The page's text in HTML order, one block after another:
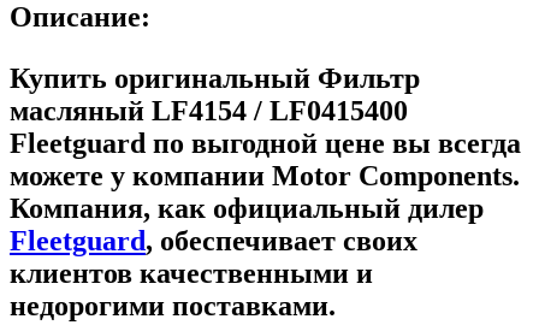
Описание:
Купить оригинальный Фильтр
масляный LF4154 / LF0415400
Fleetguard по выгодной цене вы всегда
можете у компании Motor Components.
Компания, как официальный дилер
Fleetguard, обеспечивает своих
клиентов качественными и
недорогими поставками.